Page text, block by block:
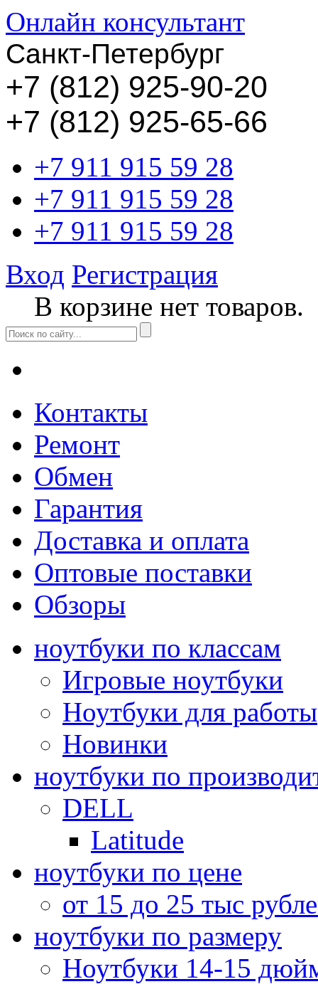
Онлайн консультант
Санкт-Петербург
+7 (812) 925-90-20
+7 (812) 925-65-66
+7 911 915 59 28
+7 911 915 59 28
+7 911 915 59 28
Вход Регистрация
В корзине нет товаров.
Контакты
Ремонт
Обмен
Гарантия
Доставка и оплата
Оптовые поставки
Обзоры
ноутбуки по классам
Игровые ноутбуки
Ноутбуки для работы
Новинки
ноутбуки по
DELL
Latitude
ноутбуки по цене
от 15 до 25 тыс
ноутбуки по размеру
Ноутбуки 14-15